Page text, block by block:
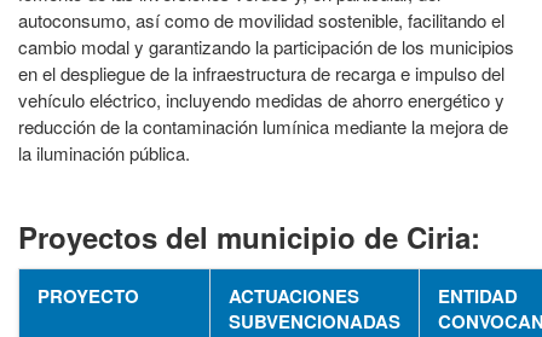
autoconsumo, así como de movilidad sostenible, facilitando el
cambio modal y garantizando la participación de los municipios
en el despliegue de la infraestructura de recarga e impulso del
vehículo eléctrico, incluyendo medidas de ahorro energético y
reducción de la contaminación lumínica mediante la mejora de
la iluminación pública.
Proyectos del municipio de Ciria:
PROYECTO
ACTUACIONES
SUBVENCIONADAS
ENTIDAD